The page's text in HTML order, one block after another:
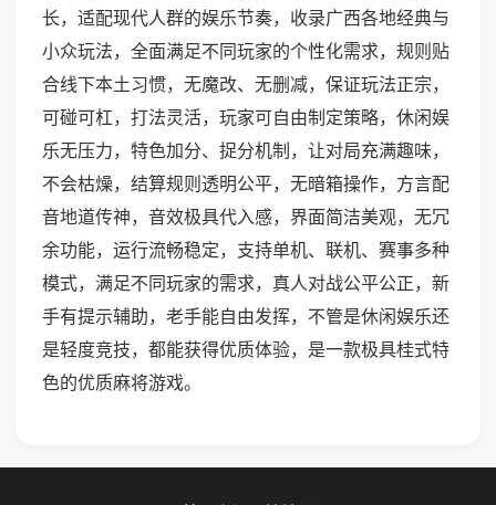
长，适配现代人群的娱乐节奏，收录广西各地经典与
小众玩法，全面满足不同玩家的个性化需求，规则贴
合线下本土习惯，无魔改、无删减，保证玩法正宗，
可碰可杠，打法灵活，玩家可自由制定策略，休闲娱
乐无压力，特色加分、捉分机制，让对局充满趣味，
不会枯燥，结算规则透明公平，无暗箱操作，方言配
音地道传神，音效极具代入感，界面简洁美观，无冗
余功能，运行流畅稳定，支持单机、联机、赛事多种
模式，满足不同玩家的需求，真人对战公平公正，新
手有提示辅助，老手能自由发挥，不管是休闲娱乐还
是轻度竞技，都能获得优质体验，是一款极具桂式特
色的优质麻将游戏。